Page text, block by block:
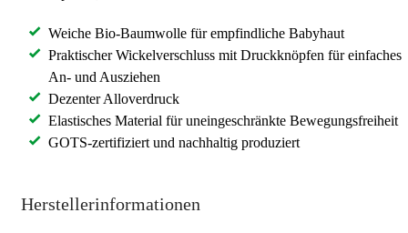
Weiche Bio-Baumwolle für empfindliche Babyhaut
Praktischer Wickelverschluss mit Druckknöpfen für einfaches
An- und Ausziehen
Dezenter Alloverdruck
Elastisches Material für uneingeschränkte Bewegungsfreiheit
GOTS-zertifiziert und nachhaltig produziert
Herstellerinformationen